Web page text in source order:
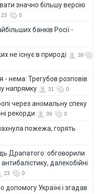
значно більшу версію
23 0
банків Росії -
не існує в природі
39
- нема: Трегубов розповів
напрямку
31 0
через аномальну спеку
рекорди
39 0
пожежа, горять
Драпатого: обговорили
далекобійні
23 0
Україні і згадав